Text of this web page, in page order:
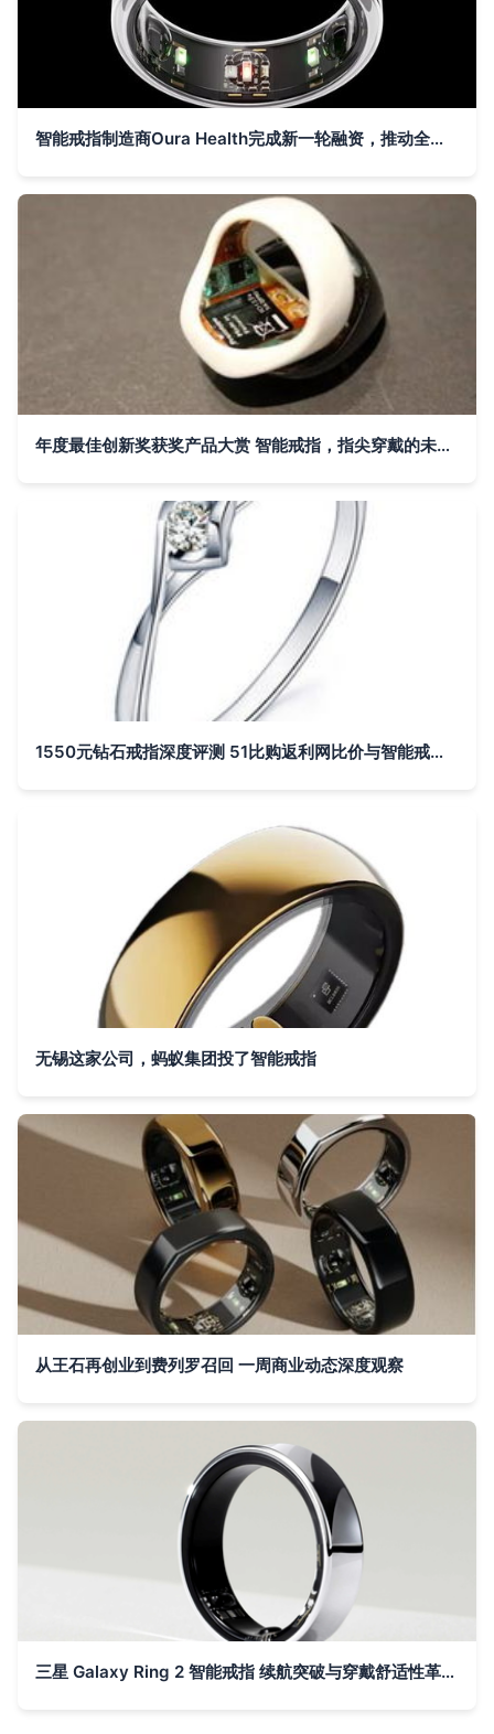
智能戒指制造商Oura Health完成新一轮融资，推动全球最先进的智能戒指技术升级
年度最佳创新奖获奖产品大赏 智能戒指，指尖穿戴的未来之光
1550元钻石戒指深度评测 51比购返利网比价与智能戒指新趋势
无锡这家公司，蚂蚁集团投了智能戒指
从王石再创业到费列罗召回 一周商业动态深度观察
三星 Galaxy Ring 2 智能戒指 续航突破与穿戴舒适性革新，或与 S27 系列同台亮相